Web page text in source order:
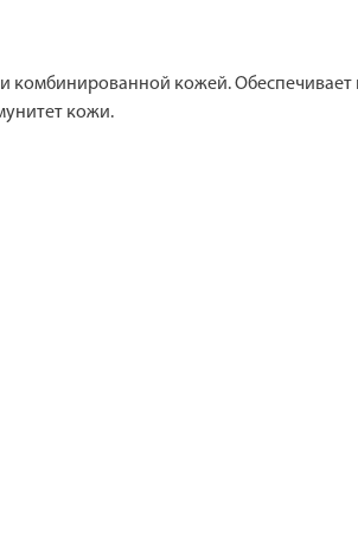
комбинированной кожей.
кожи.